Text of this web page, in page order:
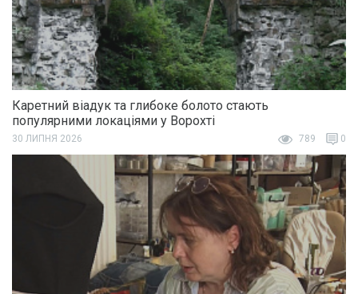
Каретний віадук та глибоке болото стають
популярними локаціями у Ворохті
30 ЛИПНЯ 2026 789 0